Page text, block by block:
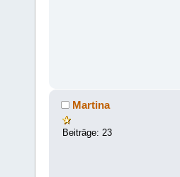
Martina
Beiträge: 23